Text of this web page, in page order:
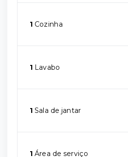
1 Cozinha
1 Lavabo
1 Sala de jantar
1 Área de serviço